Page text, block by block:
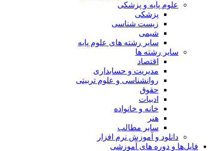
علوم پایه و پزشکی
پزشکی
زیست شناسی
شیمی
سایر رشته های علوم پایه
سایر رشته ها
اقتصاد
مدیریت و حسابداری
روانشناسی و علوم تربیتی
حقوق
ادبیات
خانه و خانواده
هنر
سایر مطالب
دانلود و آموزش نرم افزار
فایل‌ها و دوره های آموزشی